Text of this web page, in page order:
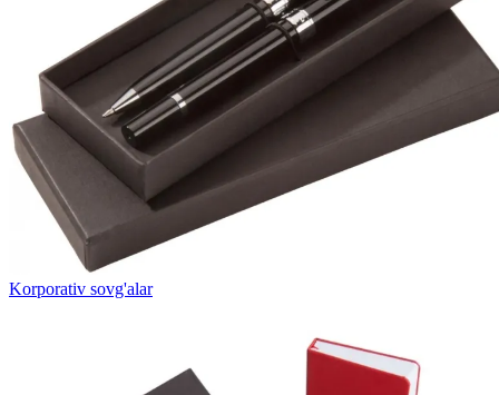
Korporativ sovg'alar